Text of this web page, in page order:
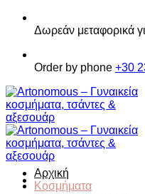
Παράβλεψη
Δωρεάν μεταφορικά
Order by phone +30
Αρχική
Κοσμήματα